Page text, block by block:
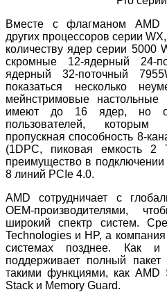
Вместе с флагманом AMD
других процессоров серии
количеству ядер серии 5000
скромные 12-ядерный 24-
ядерный 32-поточный
показаться несколько
мейнстримовые
имеют до 16 ядер, но
пользователей, которым
пропускная способность 8-
(1DPC, пиковая емкость
преимущество в
8 линий PCIe 4.0.
AMD сотрудничает с
OEM-производителями,
широкий спектр систем.
Technologies и HP, а
системах позднее. Как
поддерживает полный
такими функциями, как AMD
Stack и Memory Guard.